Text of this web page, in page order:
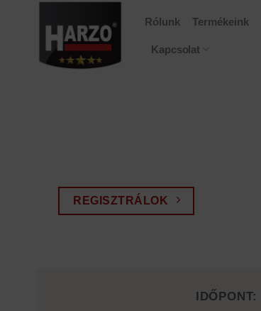
Rólunk Termékeink
Kapcsolat
REGISZTRÁLOK
IDŐPONT: